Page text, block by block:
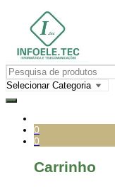
0
0
Carrinho